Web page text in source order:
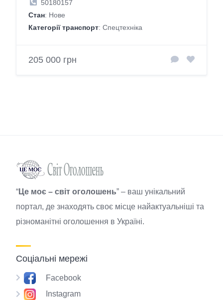
50180157
Стан: Нове
Категорії транспорт: Спецтехніка
205 000 грн
“Це моє – світ оголошень” – ваш унікальний
портал, де знаходять своє місце найактуальніші та
різноманітні оголошення в Україні.
Соціальні мережі
Facebook
Instagram